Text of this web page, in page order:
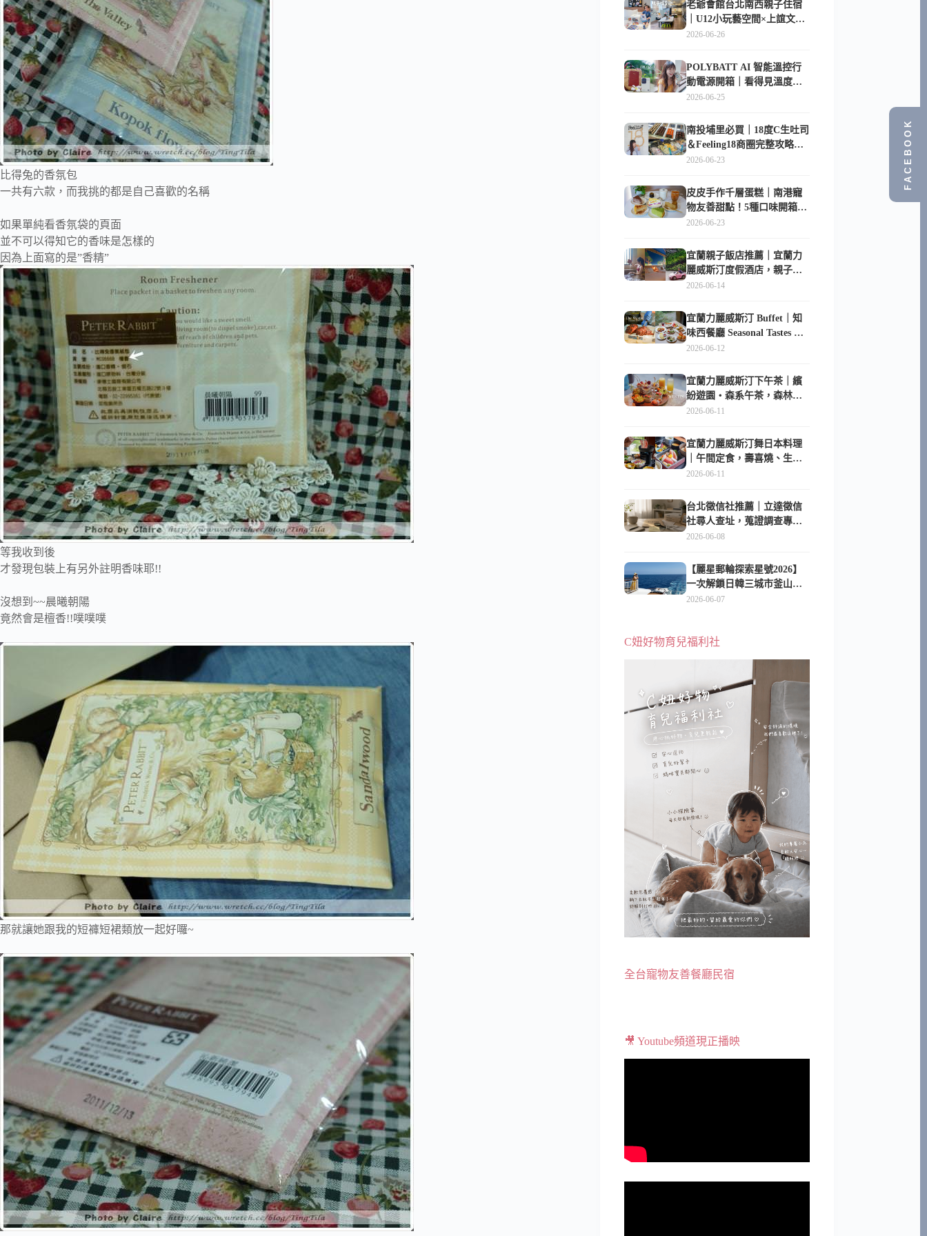
比得兔的香氛包
一共有六款，而我挑的都是自己喜歡的名稱
如果單純看香氛袋的頁面
並不可以得知它的香味是怎樣的
因為上面寫的是”香精”
等我收到後
才發現包裝上有另外註明香味耶!!
沒想到~~晨曦朝陽
竟然會是檀香!!噗噗噗
那就讓她跟我的短褲短裙類放一起好囉~
老爺會館台北南西親子住宿
｜U12小玩藝空間×上誼文
化，暑假帶孩子這樣玩
2026-06-26
POLYBATT AI 智能溫控行
動電源開箱｜看得見溫度與
電量，外出更安心的
2026-06-25
南投埔里必買｜18度C生吐司
＆Feeling18商圈完整攻略，
在地人帶路這樣逛
2026-06-23
皮皮手作千層蛋糕｜南港寵
物友善甜點！5種口味開箱，
比Lady M便宜一半的台北隱
2026-06-23
宜蘭親子飯店推薦｜宜蘭力
麗威斯汀度假酒店，親子
房、Buffet、泳池、兒童俱樂
2026-06-14
宜蘭力麗威斯汀 Buffet｜知
味西餐廳 Seasonal Tastes 晚
餐早餐吃什麼？
2026-06-12
宜蘭力麗威斯汀下午茶｜繽
紛遊園・森系午茶，森林系
甜點超好拍
2026-06-11
宜蘭力麗威斯汀舞日本料理
｜午間定食，壽喜燒、生魚
片與日式包廂空間
2026-06-11
台北徵信社推薦｜立達徵信
社尋人查址，蒐證調查專家
陪你找回失聯的家人
2026-06-08
【麗星郵輪探索星號2026】
一次解鎖日韓三城市釜山、
長崎、那霸｜餐點升級、表
2026-06-07
C妞好物育兒福利社
全台寵物友善餐廳民宿
🎥 Youtube頻道現正播映
FACEBOOK